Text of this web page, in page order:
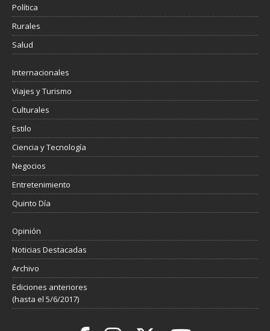
Política
Rurales
Salud
Internacionales
Viajes y Turismo
Culturales
Estilo
Ciencia y Tecnología
Negocios
Entretenimiento
Quinto Día
Opinión
Noticias Destacadas
Archivo
Ediciones anteriores
(hasta el 5/6/2017)